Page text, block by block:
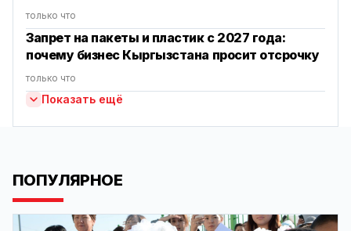
только что
Запрет на пакеты и пластик с 2027 года:
почему бизнес Кыргызстана просит отсрочку
только что
Показать ещё
ПОПУЛЯРНОЕ